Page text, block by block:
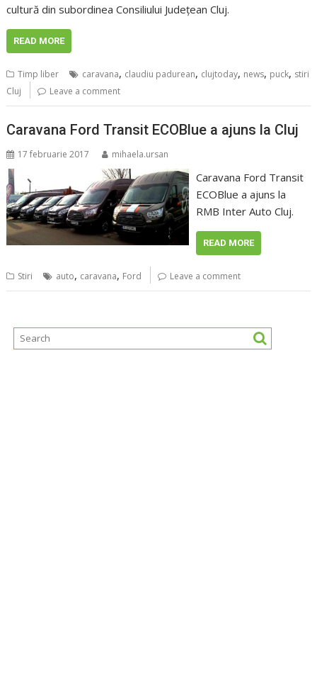
cultură din subordinea Consiliului Judeţean Cluj.
READ MORE
Timp liber caravana, claudiu padurean, clujtoday, news, puck, stiri
Cluj
Leave a comment
Caravana Ford Transit ECOBlue a ajuns la Cluj
17 februarie 2017 mihaela.ursan
Caravana Ford Transit
ECOBlue a ajuns la
RMB Inter Auto Cluj.
READ MORE
Stiri auto, caravana, Ford Leave a comment